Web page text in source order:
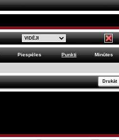
Piespēles Punkti Minūtes
Drukāt